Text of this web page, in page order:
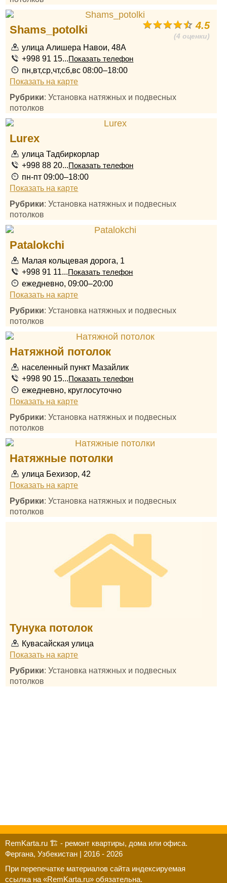
4.5
(4 оценки)
Shams_potolki
улица Алишера Навои, 48А
+998 91 15...Показать телефон
пн,вт,ср,чт,сб,вс 08:00–18:00
Показать на карте
Рубрики: Установка натяжных и подвесных
потолков
Lurex
улица Тадбиркорлар
+998 88 20...Показать телефон
пн-пт 09:00–18:00
Показать на карте
Рубрики: Установка натяжных и подвесных
потолков
Patalokchi
Малая кольцевая дорога, 1
+998 91 11...Показать телефон
ежедневно, 09:00–20:00
Показать на карте
Рубрики: Установка натяжных и подвесных
потолков
Натяжной потолок
населенный пункт Мазайлик
+998 90 15...Показать телефон
ежедневно, круглосуточно
Показать на карте
Рубрики: Установка натяжных и подвесных
потолков
Натяжные потолки
улица Бехизор, 42
Показать на карте
Рубрики: Установка натяжных и подвесных
потолков
Тунука потолок
Кувасайская улица
Показать на карте
Рубрики: Установка натяжных и подвесных
потолков
RemKarta.ru 🏗️ - ремонт квартиры, дома или офиса.
Фергана, Узбекистан | 2016 - 2026
При перепечатке материалов сайта индексируемая
ссылка на «RemKarta.ru» обязательна.